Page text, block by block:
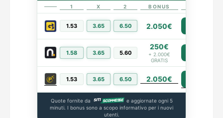
1 X 2 BONUS
1.53 3.65 6.50 2.050€
1.58 3.65 5.60
250€
+ 2.000€
GRATIS
1.53 3.65 6.50 2.050€
Quote fornite da
e aggiornate ogni 5
minuti. I bonus sono a scopo informativo per i nuovi
utenti.